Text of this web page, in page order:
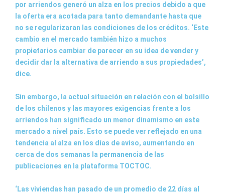
por arriendos generó un alza en los precios debido a que
la oferta era acotada para tanto demandante hasta que
no se regularizaran las condiciones de los créditos. ‘Este
cambio en el mercado también hizo a muchos
propietarios cambiar de parecer en su idea de vender y
decidir dar la alternativa de arriendo a sus propiedades’,
dice.
Sin embargo, la actual situación en relación con el bolsillo
de los chilenos y las mayores exigencias frente a los
arriendos han significado un menor dinamismo en este
mercado a nivel país. Esto se puede ver reflejado en una
tendencia al alza en los días de aviso, aumentando en
cerca de dos semanas la permanencia de las
publicaciones en la plataforma TOCTOC.
‘Las viviendas han pasado de un promedio de 22 días al